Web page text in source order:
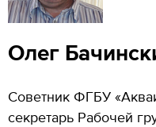
Олег
Советник ФГБУ
секретарь Рабочей